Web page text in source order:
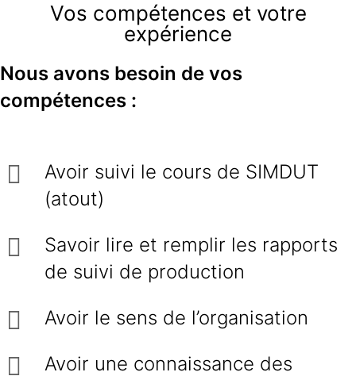
Vos compétences et votre
expérience
Nous avons besoin de vos
compétences :
Avoir suivi le cours de SIMDUT
(atout)
Savoir lire et remplir les rapports
de suivi de production
Avoir le sens de l’organisation
Avoir une connaissance des